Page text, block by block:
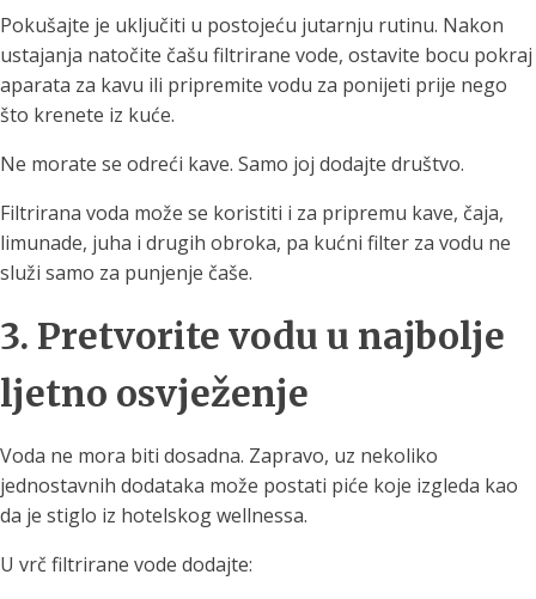
Pokušajte je uključiti u postojeću jutarnju rutinu. Nakon
ustajanja natočite čašu filtrirane vode, ostavite bocu pokraj
aparata za kavu ili pripremite vodu za ponijeti prije nego
što krenete iz kuće.
Ne morate se odreći kave. Samo joj dodajte društvo.
Filtrirana voda može se koristiti i za pripremu kave, čaja,
limunade, juha i drugih obroka, pa kućni filter za vodu ne
služi samo za punjenje čaše.
3. Pretvorite vodu u najbolje
ljetno osvježenje
Voda ne mora biti dosadna. Zapravo, uz nekoliko
jednostavnih dodataka može postati piće koje izgleda kao
da je stiglo iz hotelskog wellnessa.
U vrč filtrirane vode dodajte: